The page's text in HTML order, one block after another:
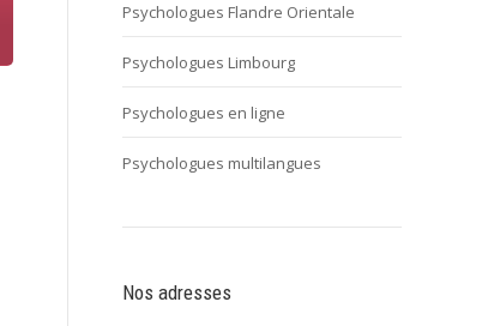
Psychologues Flandre Orientale
Psychologues Limbourg
Psychologues en ligne
Psychologues multilangues
Nos adresses